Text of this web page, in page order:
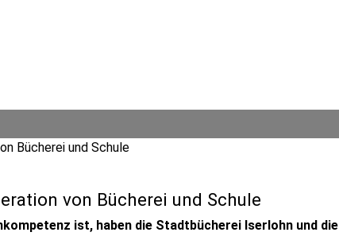
von Bücherei und Schule
ist, haben die Stadtbücherei Iserlohn und die